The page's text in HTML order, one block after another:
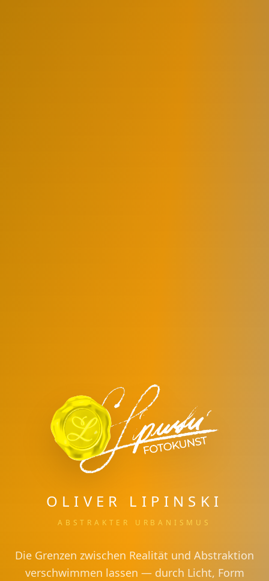
OLIVER LIPINSKI
ABSTRAKTER URBANISMUS
Die Grenzen zwischen Realität und Abstraktion
verschwimmen lassen — durch Licht, Form